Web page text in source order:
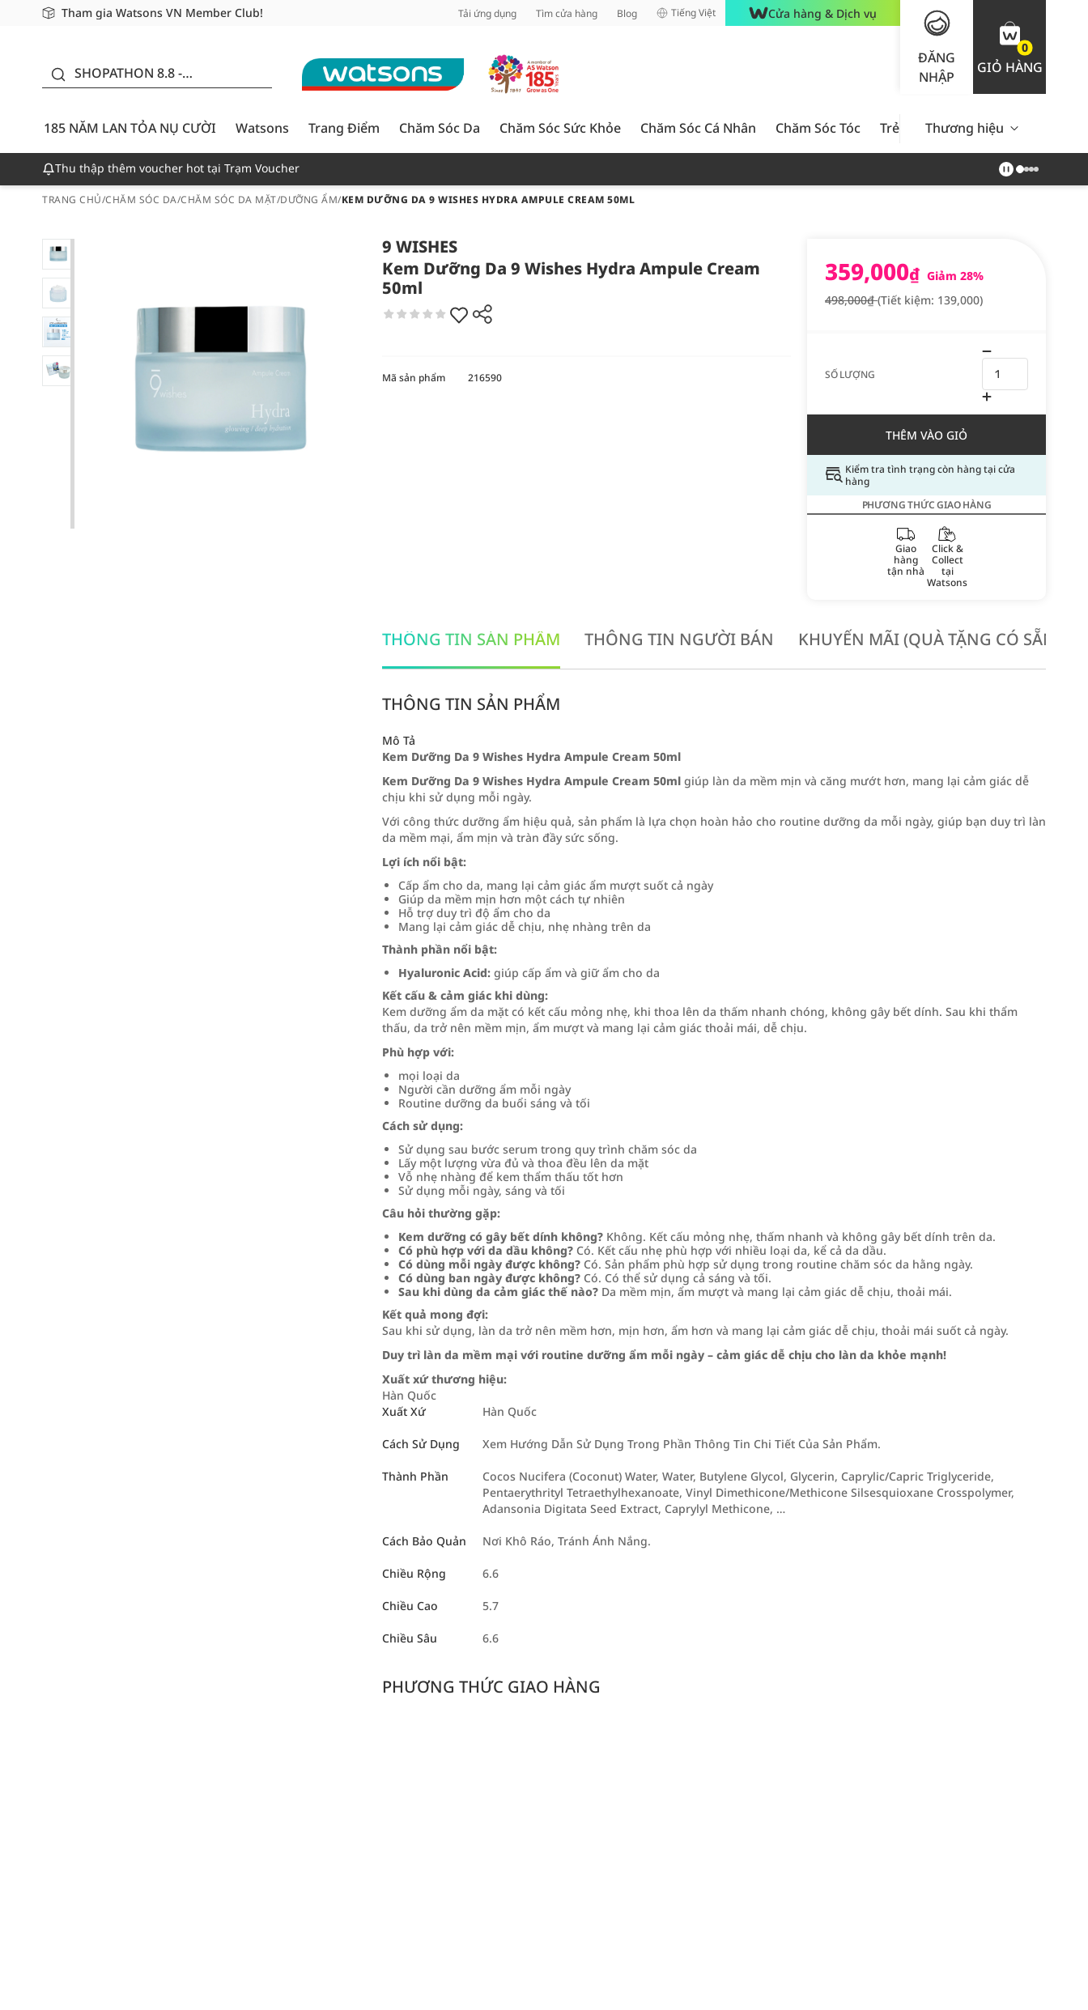
Tham gia Watsons VN Member Club!
Miễn phí giao hàng cho đơn hàng từ 249,000Đ
Giao hàng nhanh 24h - Áp dụng khu vực TP. Hồ Chí Minh Tải ứng dụng Tìm cửa hàng Blog Tiếng Việt Cửa hàng & Dịch vụ
ĐĂNG
NHẬP
0
GIỎ HÀNG
SHOPATHON 8.8 -
CƯỜI - GIẢM ĐẾN
50%
185 NĂM LAN TỎA NỤ CƯỜI
Watsons Trang Điểm Chăm Sóc Da Chăm Sóc Sức Khỏe Chăm Sóc Cá Nhân Chăm Sóc Tóc Trẻ Em Nam Giới Chăm Sóc
Thương hiệu
Thu thập thêm voucher hot tại Trạm Voucher
TRANG CHỦ/CHĂM SÓC DA/CHĂM SÓC DA MẶT/DƯỠNG ẨM/KEM DƯỠNG DA 9 WISHES HYDRA AMPULE CREAM 50ML
9 WISHES
Kem Dưỡng Da 9 Wishes Hydra Ampule Cream
50ml
359,000₫ Giảm 28%
498,000₫(Tiết kiệm: 139,000)
SỐ LƯỢNG
THÊM VÀO GIỎ
Kiểm tra tình trạng còn hàng tại cửa
hàng
PHƯƠNG THỨC GIAO HÀNG
Giao
hàng
tận nhà
Click &
Collect
tại
Watsons
Mã sản phẩm 216590
THÔNG TIN SẢN PHẨM THÔNG TIN NGƯỜI BÁN KHUYẾN MÃI (QUÀ TẶNG CÓ SẴN
THÔNG TIN SẢN PHẨM
Mô Tả
Kem Dưỡng Da 9 Wishes Hydra Ampule Cream 50ml
Kem Dưỡng Da 9 Wishes Hydra Ampule Cream 50ml giúp làn da mềm mịn và căng mướt hơn, mang lại cảm giác dễ
chịu khi sử dụng mỗi ngày.
Với công thức dưỡng ẩm hiệu quả, sản phẩm là lựa chọn hoàn hảo cho routine dưỡng da mỗi ngày, giúp bạn duy trì làn
da mềm mại, ẩm mịn và tràn đầy sức sống.
Lợi ích nổi bật:
Cấp ẩm cho da, mang lại cảm giác ẩm mượt suốt cả ngày
Giúp da mềm mịn hơn một cách tự nhiên
Hỗ trợ duy trì độ ẩm cho da
Mang lại cảm giác dễ chịu, nhẹ nhàng trên da
Thành phần nổi bật:
Hyaluronic Acid: giúp cấp ẩm và giữ ẩm cho da
Kết cấu & cảm giác khi dùng:
Kem dưỡng ẩm da mặt có kết cấu mỏng nhẹ, khi thoa lên da thấm nhanh chóng, không gây bết dính. Sau khi thẩm
thấu, da trở nên mềm mịn, ẩm mượt và mang lại cảm giác thoải mái, dễ chịu.
Phù hợp với:
mọi loại da
Người cần dưỡng ẩm mỗi ngày
Routine dưỡng da buổi sáng và tối
Cách sử dụng:
Sử dụng sau bước serum trong quy trình chăm sóc da
Lấy một lượng vừa đủ và thoa đều lên da mặt
Vỗ nhẹ nhàng để kem thẩm thấu tốt hơn
Sử dụng mỗi ngày, sáng và tối
Câu hỏi thường gặp:
Kem dưỡng có gây bết dính không? Không. Kết cấu mỏng nhẹ, thấm nhanh và không gây bết dính trên da.
Có phù hợp với da dầu không? Có. Kết cấu nhẹ phù hợp với nhiều loại da, kể cả da dầu.
Có dùng mỗi ngày được không? Có. Sản phẩm phù hợp sử dụng trong routine chăm sóc da hằng ngày.
Có dùng ban ngày được không? Có. Có thể sử dụng cả sáng và tối.
Sau khi dùng da cảm giác thế nào? Da mềm mịn, ẩm mượt và mang lại cảm giác dễ chịu, thoải mái.
Kết quả mong đợi:
Sau khi sử dụng, làn da trở nên mềm hơn, mịn hơn, ẩm hơn và mang lại cảm giác dễ chịu, thoải mái suốt cả ngày.
Duy trì làn da mềm mại với routine dưỡng ẩm mỗi ngày – cảm giác dễ chịu cho làn da khỏe mạnh!
Xuất xứ thương hiệu:
Hàn Quốc
Xuất Xứ
Hàn Quốc
Cách Sử Dụng Xem Hướng Dẫn Sử Dụng Trong Phần Thông Tin Chi Tiết Của Sản Phẩm.
Thành Phần
Cocos Nucifera (Coconut) Water, Water, Butylene Glycol, Glycerin, Caprylic/Capric Triglyceride,
Pentaerythrityl Tetraethylhexanoate, Vinyl Dimethicone/Methicone Silsesquioxane Crosspolymer,
Adansonia Digitata Seed Extract, Caprylyl Methicone, …
Cách Bảo Quản Nơi Khô Ráo, Tránh Ánh Nắng.
Chiều Rộng 6.6
Chiều Cao 5.7
Chiều Sâu 6.6
PHƯƠNG THỨC GIAO HÀNG